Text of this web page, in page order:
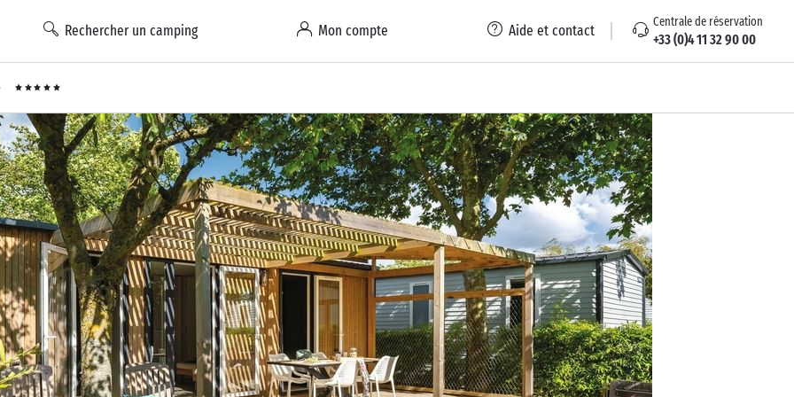
Rechercher un camping Mon compte Aide et contact Centrale de réservation
+33 (0)4 11 32 90 00